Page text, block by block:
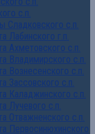
с.п.
Сладковского с.п.
Лабинского г.п.
Ахметовского с.п.
Владимирского с.п.
Вознесенского с.п.
Зассовского с.п.
Каладжинского с.п.
Лучевого с.п.
Отважненского с.п.
Первосинюхинского